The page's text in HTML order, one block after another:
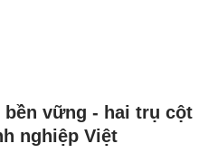
bền vững - hai trụ cột
nghiệp Việt